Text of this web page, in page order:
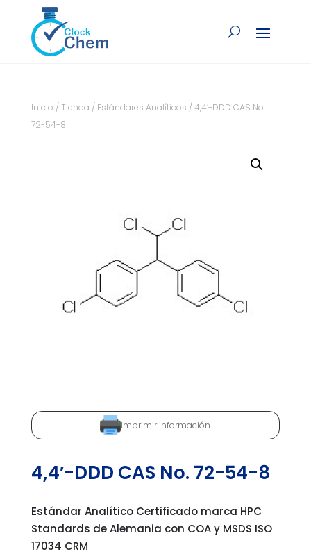
Inicio / Tienda / Estándares Analíticos / 4,4′-DDD CAS No.
72-54-8
Imprimir información
4,4′-DDD CAS No. 72-54-8
Estándar Analítico Certificado marca HPC
Standards de Alemania con COA y MSDS ISO
17034 CRM